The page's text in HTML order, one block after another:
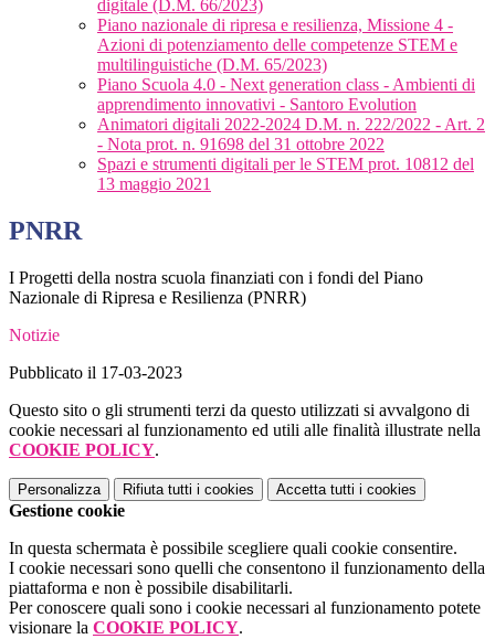
digitale (D.M. 66/2023)
Piano nazionale di ripresa e resilienza, Missione 4 -
Azioni di potenziamento delle competenze STEM e
multilinguistiche (D.M. 65/2023)
Piano Scuola 4.0 - Next generation class - Ambienti di
apprendimento innovativi - Santoro Evolution
Animatori digitali 2022-2024 D.M. n. 222/2022 - Art. 2
- Nota prot. n. 91698 del 31 ottobre 2022
Spazi e strumenti digitali per le STEM prot. 10812 del
13 maggio 2021
PNRR
I Progetti della nostra scuola finanziati con i fondi del Piano
Nazionale di Ripresa e Resilienza (PNRR)
Notizie
Pubblicato il 17-03-2023
Questo sito o gli strumenti terzi da questo utilizzati si avvalgono di
cookie necessari al funzionamento ed utili alle finalità illustrate nella
COOKIE POLICY.
Personalizza Rifiuta tutti i cookies Accetta tutti i cookies
Gestione cookie
In questa schermata è possibile scegliere quali cookie consentire.
I cookie necessari sono quelli che consentono il funzionamento della
piattaforma e non è possibile disabilitarli.
Per conoscere quali sono i cookie necessari al funzionamento potete
visionare la COOKIE POLICY.